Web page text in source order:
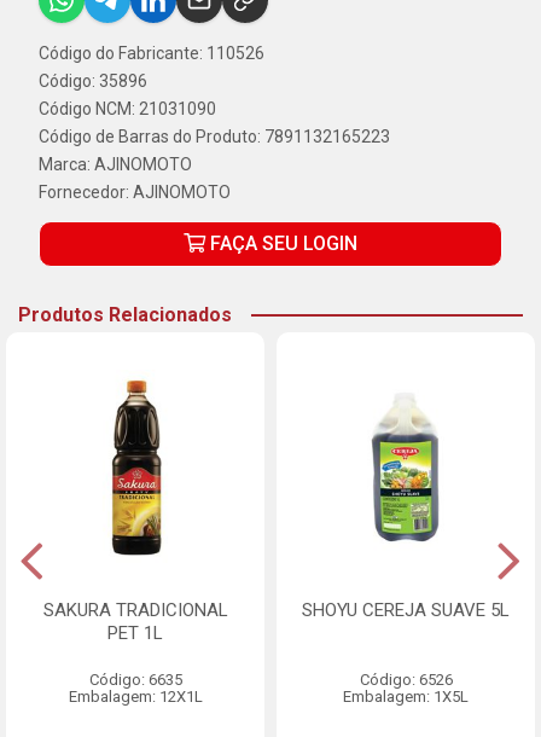
Código do Fabricante: 110526
Código: 35896
Código NCM: 21031090
Código de Barras do Produto: 7891132165223
Marca: AJINOMOTO
Fornecedor: AJINOMOTO
FAÇA SEU LOGIN
Produtos Relacionados
SAKURA TRADICIONAL
PET 1L
Código: 6635
Embalagem: 12X1L
SHOYU CEREJA SUAVE 5L
Código: 6526
Embalagem: 1X5L